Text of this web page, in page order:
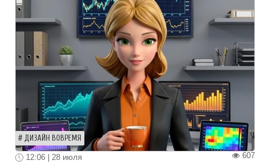
ДИЗАЙН ВОВРЕМЯ
607
12:06 | 28 июля